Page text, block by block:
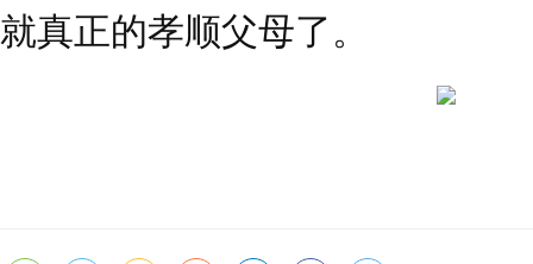
就真正的孝顺父母了。